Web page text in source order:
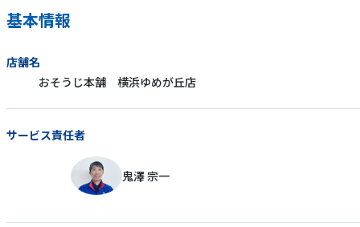
基本情報
店舗名
おそうじ本舗 横浜ゆめが丘店
サービス責任者
鬼澤 宗一